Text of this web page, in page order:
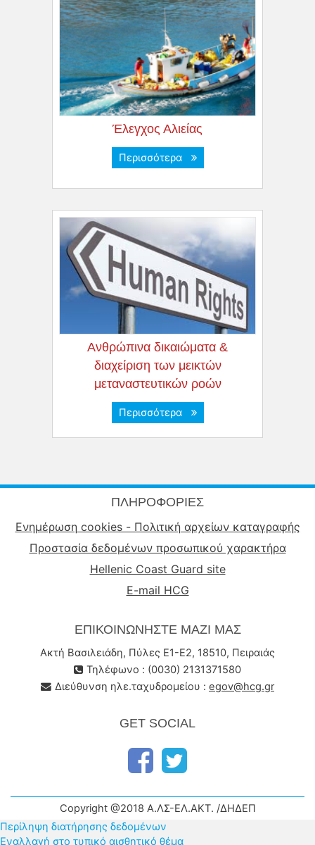
Έλεγχος Αλιείας
Περισσότερα
Ανθρώπινα δικαιώματα &
διαχείριση των μεικτών
μεταναστευτικών ροών
Περισσότερα
ΠΛΗΡΟΦΟΡΊΕΣ
Ενημέρωση cookies - Πολιτική αρχείων καταγραφής
Προστασία δεδομένων προσωπικού χαρακτήρα
Hellenic Coast Guard site
E-mail HCG
ΕΠΙΚΟΙΝΩΝΉΣΤΕ ΜΑΖΊ ΜΑΣ
Ακτή Βασιλειάδη, Πύλες Ε1-Ε2, 18510, Πειραιάς
Τηλέφωνο : (0030) 2131371580
Διεύθυνση ηλε.ταχυδρομείου : egov@hcg.gr
GET SOCIAL
Copyright @2018 Α.ΛΣ-ΕΛ.ΑΚΤ. /ΔΗΔΕΠ
Περίληψη διατήρησης δεδομένων
Εναλλαγή στο τυπικό αισθητικό θέμα